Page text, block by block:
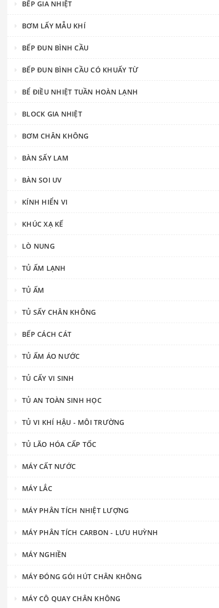
BẾP GIA NHIỆT
BƠM LẤY MẪU KHÍ
BẾP ĐUN BÌNH CẦU
BẾP ĐUN BÌNH CẦU CÓ KHUẤY TỪ
BỂ ĐIỀU NHIỆT TUẦN HOÀN LẠNH
BLOCK GIA NHIỆT
BƠM CHÂN KHÔNG
BÀN SẤY LAM
BÀN SOI UV
KÍNH HIỂN VI
KHÚC XẠ KẾ
LÒ NUNG
TỦ ẤM LẠNH
TỦ ẤM
TỦ SẤY CHÂN KHÔNG
BẾP CÁCH CÁT
TỦ ẤM ÁO NƯỚC
TỦ CẤY VI SINH
TỦ AN TOÀN SINH HỌC
TỦ VI KHÍ HẬU - MÔI TRƯỜNG
TỦ LÃO HÓA CẤP TỐC
MÁY CẤT NƯỚC
MÁY LẮC
MÁY PHÂN TÍCH NHIỆT LƯỢNG
MÁY PHÂN TÍCH CARBON - LƯU HUỲNH
MÁY NGHIỀN
MÁY ĐÓNG GÓI HÚT CHÂN KHÔNG
MÁY CÔ QUAY CHÂN KHÔNG